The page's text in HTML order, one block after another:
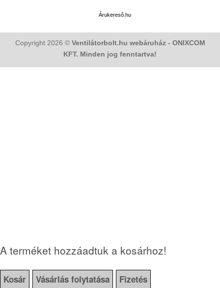
Árukereső.hu
Copyright 2026 © Ventilátorbolt.hu webáruház - ONIXCOM
KFT. Minden jog fenntartva!
A terméket hozzáadtuk a kosárhoz!
Kosár Vásárlás folytatása Fizetés